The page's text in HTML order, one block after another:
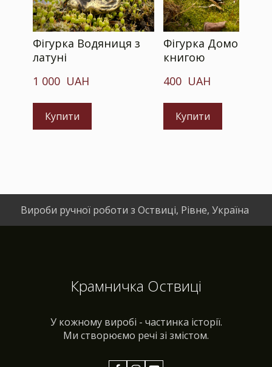
Фігурка Водяниця з
латуні
1 000  UAH
Купити
Фігурка
книгою
400  UAH
Купити
Вироби ручної роботи з Оствиці, Рівне, Україна
Крамничка Оствиці
У кожному виробі - частинка історії.
Ми створюємо речі зі змістом.